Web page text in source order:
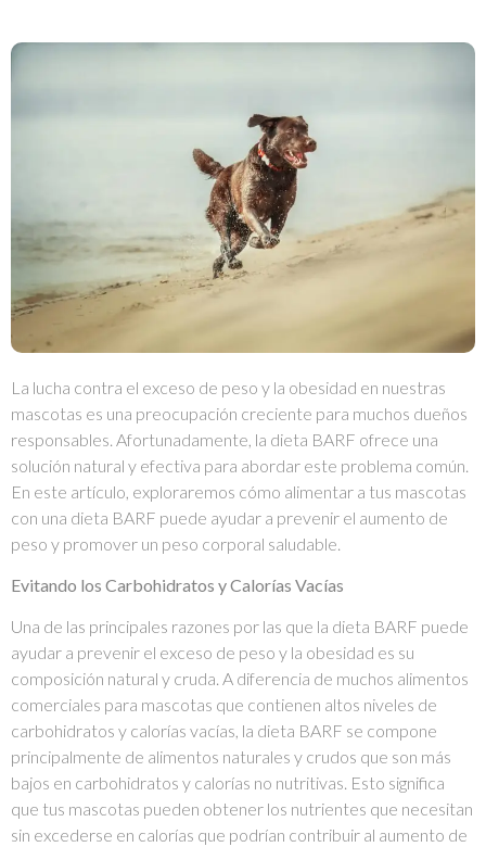
La lucha contra el exceso de peso y la obesidad en nuestras
mascotas es una preocupación creciente para muchos dueños
responsables. Afortunadamente, la dieta BARF ofrece una
solución natural y efectiva para abordar este problema común.
En este artículo, exploraremos cómo alimentar a tus mascotas
con una dieta BARF puede ayudar a prevenir el aumento de
peso y promover un peso corporal saludable.
Evitando los Carbohidratos y Calorías Vacías
Una de las principales razones por las que la dieta BARF puede
ayudar a prevenir el exceso de peso y la obesidad es su
composición natural y cruda. A diferencia de muchos alimentos
comerciales para mascotas que contienen altos niveles de
carbohidratos y calorías vacías, la dieta BARF se compone
principalmente de alimentos naturales y crudos que son más
bajos en carbohidratos y calorías no nutritivas. Esto significa
que tus mascotas pueden obtener los nutrientes que necesitan
sin excederse en calorías que podrían contribuir al aumento de